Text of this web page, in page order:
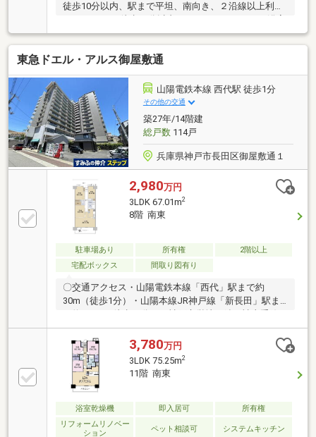
徒歩10分以内、駅まで平坦、南向き、２沿線以上利用
乾燥機、陽当り良好、全居室収納、閑静な住宅地、高
層階、シャワー付洗面化粧台、セキュリティ充実、温
水洗浄便座、ＴＶモニタ付インターホン、前面棟無、
通風良好、全居室フローリング、眺望良好、平坦地、
食器洗乾燥機、バイク置場、整備された歩道、浄水器
東急ドエル・アルス御屋敷通
山陽電鉄本線 西代駅 徒歩1分
その他の交通
築27年/14階建
総戸数114戸
兵庫県神戸市長田区御屋敷通１
2,980万円
3LDK 67.01m2
8階 南東
駐車場あり 所有権
2階以上
宅配ボックス
間取り図有り
〇交通アクセス・山陽電鉄本線「西代」駅まで約
30m（徒歩1分）・山陽本線JR神戸線「新長田」駅ま
／海岸線「新長田」駅まで約590m（徒歩8分）〇平成
１１年９月建築〇専有面積：６７.０１㎡〇全居室収納
〇南東向き〇ペット飼育可（規約による制限あり）〇
宅配ボックス
3,780万円
3LDK 75.25m2
11階 南東
浴室乾燥機 即入居可
所有権
リフォームリノベー
ション
ペット相談可 システムキッチン